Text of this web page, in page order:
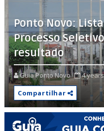
Ponto Novo:
Processo
resultado
Guia Ponto Novo 4
Compartilhar